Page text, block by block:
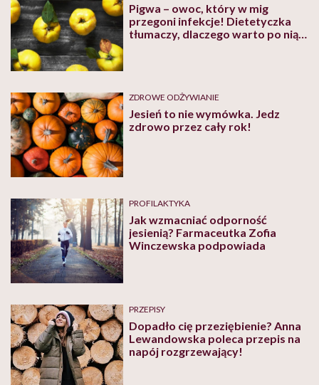
Pigwa – owoc, który w mig
przegoni infekcje! Dietetyczka
tłumaczy, dlaczego warto po nią
ZDROWE ODŻYWIANIE
Jesień to nie wymówka. Jedz
zdrowo przez cały rok!
PROFILAKTYKA
Jak wzmacniać odporność
jesienią? Farmaceutka Zofia
Winczewska podpowiada
PRZEPISY
Dopadło cię przeziębienie? Anna
Lewandowska poleca przepis na
napój rozgrzewający!